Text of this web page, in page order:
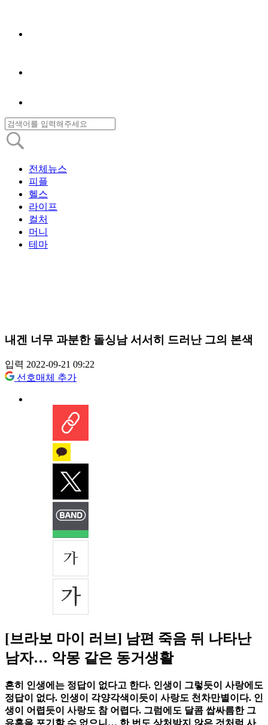
전체뉴스
피플
헬스
라이프
컬처
머니
테마
내겐 너무 과분한 돌싱남 서서히 드러난 그의 본색
입력 2022-09-21 09:22
선호매체 추가
[브라보 마이 러브] 남편 죽음 뒤 나타난
남자… 악몽 같은 동거생활
흔히 인생에는 정답이 없다고 한다. 인생이 그렇듯이 사랑에도
정답이 없다. 인생이 각양각색이듯이 사랑도 천차만별이다. 인
생이 어렵듯이 사랑도 참 어렵다. 그럼에도 달콤 쌉싸름한 그